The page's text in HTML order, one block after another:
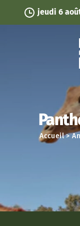
Panneau de gestion
jeudi 6 août- Parc
Accueil>